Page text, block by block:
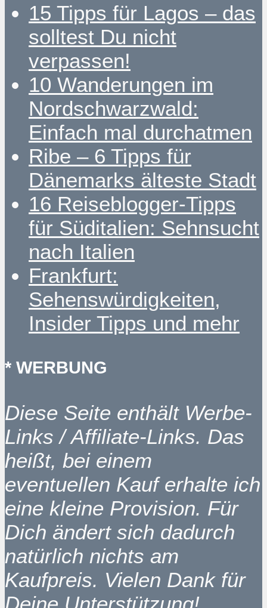
15 Tipps für Lagos – das
solltest Du nicht
verpassen!
10 Wanderungen im
Nordschwarzwald:
Einfach mal durchatmen
Ribe – 6 Tipps für
Dänemarks älteste Stadt
16 Reiseblogger-Tipps
für Süditalien: Sehnsucht
nach Italien
Frankfurt:
Sehenswürdigkeiten,
Insider Tipps und mehr
* WERBUNG
Diese Seite enthält Werbe-
Links / Affiliate-Links. Das
heißt, bei einem
eventuellen Kauf erhalte ich
eine kleine Provision. Für
Dich ändert sich dadurch
natürlich nichts am
Kaufpreis. Vielen Dank für
Deine Unterstützung!